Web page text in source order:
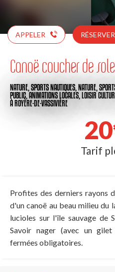
APPELER RÉSERVER
Canoë coucher de
NATURE, SPORTS NAUTIQUES, NATURE,
PUBLIC, ANIMATIONS LOCALES, LOISIR
À ROYÈRE-DE-VASSIVIÈRE
20
Tarif
Profites des derniers rayons
d'un canoë au beau milieu du
lucioles sur l'île sauvage de
Savoir nager (avec un gilet
fermées obligatoires.